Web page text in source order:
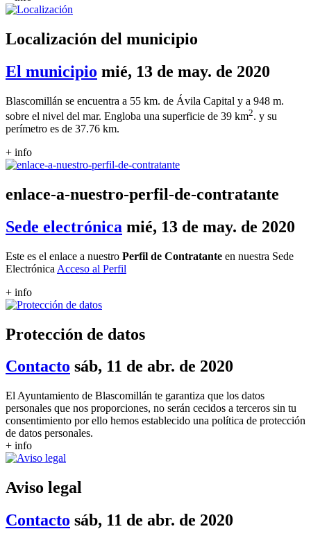
Localización del municipio
El municipio mié, 13 de may. de 2020
Blascomillán se encuentra a 55 km. de Ávila Capital y a 948 m.
sobre el nivel del mar. Engloba una superficie de 39 km2. y su
perímetro es de 37.76 km.
+ info
enlace-a-nuestro-perfil-de-contratante
Sede electrónica mié, 13 de may. de 2020
Este es el enlace a nuestro Perfil de Contratante en nuestra Sede
Electrónica Acceso al Perfil
+ info
Protección de datos
Contacto sáb, 11 de abr. de 2020
El Ayuntamiento de Blascomillán te garantiza que los datos
personales que nos proporciones, no serán cecidos a terceros sin tu
consentimiento por ello hemos establecido una política de protección
de datos personales.
+ info
Aviso legal
Contacto sáb, 11 de abr. de 2020